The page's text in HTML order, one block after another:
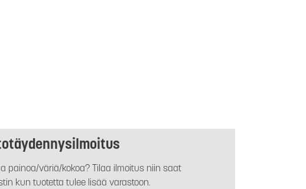
painoa/väriä/kokoa? Tilaa ilmoitus niin saat
kun tuotetta tulee lisää varastoon.